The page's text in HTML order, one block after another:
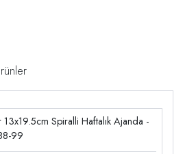
Spiralli Haftalık Ajanda -
99